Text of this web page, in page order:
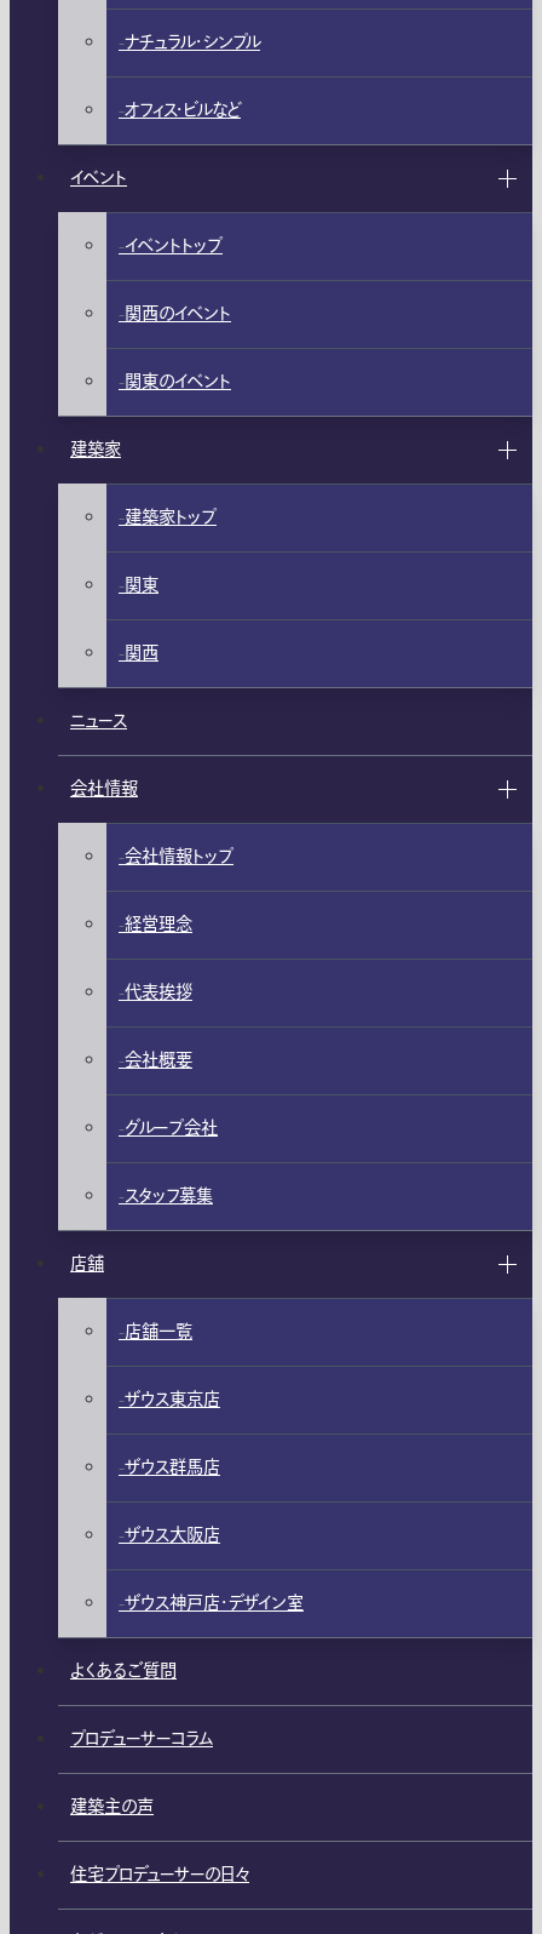
ナチュラル・シンプル
オフィス・ビルなど
イベント
イベントトップ
関西のイベント
関東のイベント
建築家
建築家トップ
関東
関西
ニュース
会社情報
会社情報トップ
経営理念
代表挨拶
会社概要
グループ会社
スタッフ募集
店舗
店舗一覧
ザウス東京店
ザウス群馬店
ザウス大阪店
ザウス神戸店・デザイン室
よくあるご質問
プロデューサーコラム
建築主の声
住宅プロデューサーの日々